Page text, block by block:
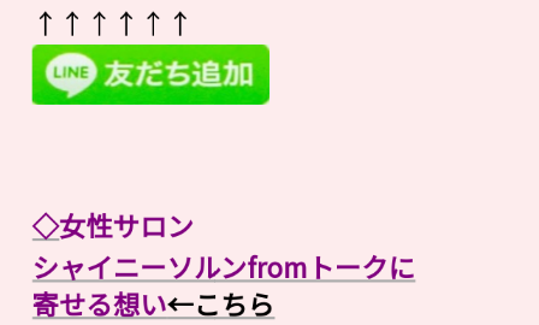
↑↑↑↑↑↑
◇女性サロン
シャイニーソルンfromトークに
寄せる想い←こちら